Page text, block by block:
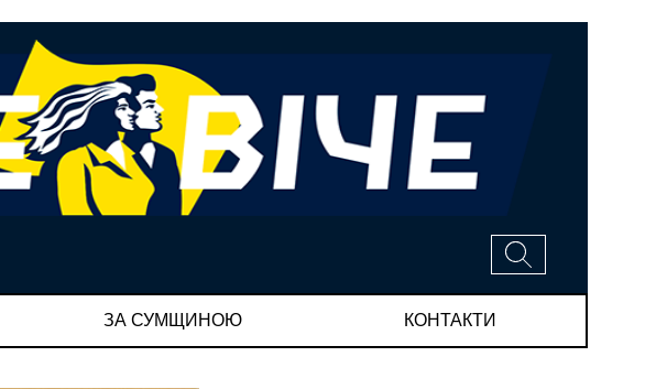
ЗА СУМЩИНОЮ КОНТАКТИ